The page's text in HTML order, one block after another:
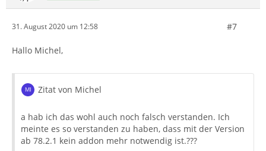
31. August 2020 um 12:58 #7
Hallo Michel,
Zitat von Michel
a hab ich das wohl auch noch falsch verstanden. Ich
meinte es so verstanden zu haben, dass mit der Version
ab 78.2.1 kein addon mehr notwendig ist.???